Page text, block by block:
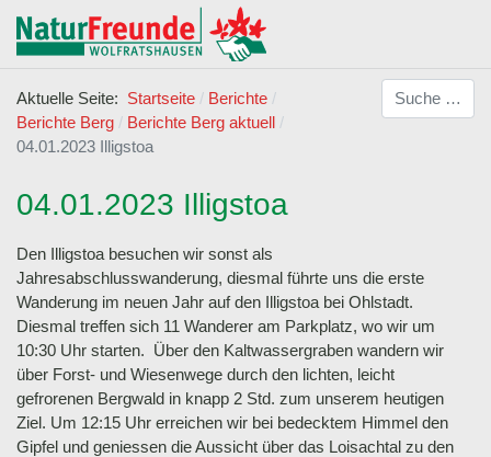
Aktuelle Seite: Startseite
Berichte
Berichte Berg
Berichte Berg aktuell
04.01.2023 Illigstoa
Suchen
04.01.2023 Illigstoa
Den Illigstoa besuchen wir sonst als
Jahresabschlusswanderung, diesmal führte uns die erste
Wanderung im neuen Jahr auf den Illigstoa bei Ohlstadt.
Diesmal treffen sich 11 Wanderer am Parkplatz, wo wir um
10:30 Uhr starten. Über den Kaltwassergraben wandern wir
über Forst- und Wiesenwege durch den lichten, leicht
gefrorenen Bergwald in knapp 2 Std. zum unserem heutigen
Ziel. Um 12:15 Uhr erreichen wir bei bedecktem Himmel den
Gipfel und geniessen die Aussicht über das Loisachtal zu den